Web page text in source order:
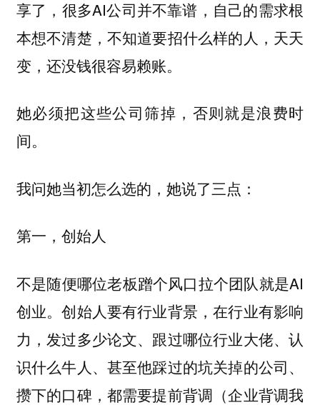
享了，很多AI公司并不靠谱，自己的需求根
本想不清楚，不知道要招什么样的人，天天
变，还没钱很容易赖账。
她必须把这些公司筛掉，否则就是浪费时
间。
我问她当初怎么选的，她说了三点：
第一， 创始人
不是随便哪位老板蹭个风口拉个团队就是AI
创业。创始人要有行业背景，在行业有影响
力，发过多少论文、跟过哪位行业大佬、认
识什么牛人、甚至他踩过的坑关掉的公司、
攒下的口碑，都需要提前背调（企业背调我